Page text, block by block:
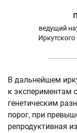
ведущий
Иркутского
В дальнейшем
к экспериментам
генетическим
порог, при
репродуктивная